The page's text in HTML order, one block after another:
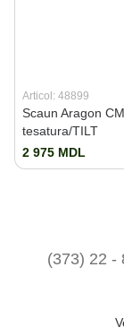
Articol: 48899
Scaun Aragon
tesatura/TILT
2 975 MDL
(373) 22 -